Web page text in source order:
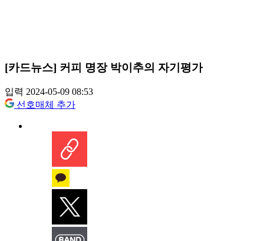
[카드뉴스] 커피 명장 박이추의 자기평가
입력 2024-05-09 08:53
선호매체 추가